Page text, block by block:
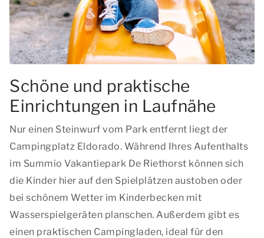
Schöne und praktische
Einrichtungen in Laufnähe
Nur einen Steinwurf vom Park entfernt liegt der
Campingplatz Eldorado. Während Ihres Aufenthalts
im Summio Vakantiepark De Riethorst können sich
die Kinder hier auf den Spielplätzen austoben oder
bei schönem Wetter im Kinderbecken mit
Wasserspielgeräten planschen. Außerdem gibt es
einen praktischen Campingladen, ideal für den